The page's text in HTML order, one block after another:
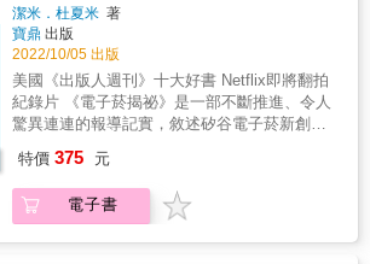
後，家族還需透過股權、信託等法律工具，妥
適地安排各方關係人的利益，並思考到未來變
動時的有效因應，如此，傳承方能按部就班，
讓企業持續壯大。──郭奕伶，商周集團執行長
如何在保障家族和諧的同時，合理合法地進行
傳承規劃，是每一位家族成員和企業家必須面
對的重要課題。《無爭：家業長青的傳承密
碼》正是為了解決這一連串複雜問題而來，為
祥，前法務部部長從贈與、遺囑、控股公司、
閉鎖性公司、基金會到信託，每一種傳承工具
都被詳盡地解析，涵蓋其優點、缺點、注意事
本篇也收錄他對於金融海嘯、深思考、企業誠
信度等重大議題的精闢觀點。 張教授12堂星期
三的課》》》收錄「張教授」EMBA專題講堂
的完整實戰教材，從台積電經營策略、半導體
產業發展，到世界經濟局勢分析。 4千天全交
棒學》》》彙整20年來的《商業周刊》獨家專
訪，揭示張忠謀對於接班傳承的思考脈絡，對
於世界級企業領導人的嚴格要求與無私培育，
具啟發。
何不同，並分享他作為橫跨台日觀光產業的企
業家，至今以來採取的方針、對未來台日交流
的展望。
於亞馬遜的「一般標準」，與我過去任職的日
本企業與國外子公司的經驗中學習到的「標
準」不同。我在本書將亞馬遜的「一般標
準」，稱為亞馬遜的「絕對思考」。▍ 你有多
了解亞馬遜公司？ 透過本書，看見你不知道的
亞馬遜發展戰略、經營哲學、工作文化與做事
方法。 &bull;透過數字徹底分析亞馬遜：亞馬
遜的目標是「網羅地球上最豐富、多樣化的商
長的重要貢獻力量。除了積極拓展第三方賣家
人數，還有雲端運算服務AWS、Amazon
Prime會員訂閱制度、Alexa等亞馬遜裝置共11
潔米．杜夏米 著
寶鼎 出版
2022/10/05 出版
美國《出版人週刊》十大好書 Netflix即將翻拍
紀錄片 《電子菸揭祕》是一部不斷推進、令人
驚異連連的報導記實，敘述矽谷電子菸新創企
生：Juul電子菸。 & Juul靠著新穎又便利的商
品設計，被喻為「電子菸界的iPhone」，透過
社群媒體網紅與名流明星吹捧帶動，市占率一
特價 375 元
電子書